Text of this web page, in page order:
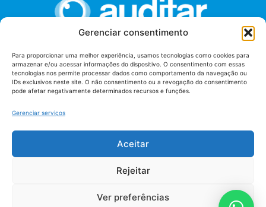
Gerenciar consentimento
Para proporcionar uma melhor experiência, usamos tecnologias como cookies para
armazenar e/ou acessar informações do dispositivo. O consentimento com essas
tecnologias nos permite processar dados como comportamento da navegação ou
IDs exclusivos neste site. O não consentimento ou a revogação do consentimento
pode afetar negativamente determinados recursos e funções.
Gerenciar serviços
Aceitar
Rejeitar
Ver preferências
União dos Auditores Federais de Controle Externo -
AUDITAR
Setor de Administração Federal Sul (SAF/Sul), Qd. 04, Lt. 01
Tribunal de Contas da União (TCU), Subsolo, Sala S04
Termos de uso